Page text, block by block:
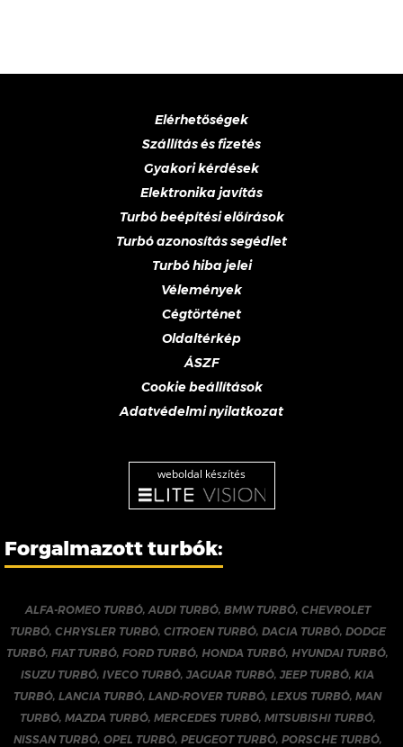
Elérhetőségek
Szállítás és fizetés
Gyakori kérdések
Elektronika javítás
Turbó beépítési előírások
Turbó azonosítás segédlet
Turbó hiba jelei
Vélemények
Cégtörténet
Oldaltérkép
ÁSZF
Cookie beállítások
Adatvédelmi nyilatkozat
weboldal készítés
Forgalmazott turbók:
ALFA-ROMEO TURBÓ,AUDI TURBÓ, BMW TURBÓ, CHEVROLET
TURBÓ, CHRYSLER TURBÓ, CITROEN TURBÓ, DACIA TURBÓ, DODGE
TURBÓ,FIAT TURBÓ,FORD TURBÓ, HONDA TURBÓ, HYUNDAI TURBÓ,
ISUZU TURBÓ,IVECO TURBÓ,JAGUAR TURBÓ,JEEP TURBÓ,KIA
TURBÓ,LANCIA TURBÓ,LAND-ROVER TURBÓ,LEXUS TURBÓ,MAN
TURBÓ, MAZDA TURBÓ, MERCEDES TURBÓ, MITSUBISHI TURBÓ,
NISSAN TURBÓ, OPEL TURBÓ, PEUGEOT TURBÓ, PORSCHE TURBÓ,